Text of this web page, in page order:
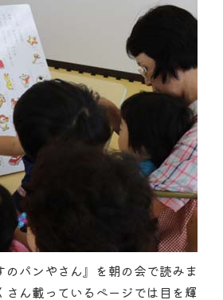
パンやさん』を朝の会で読みま
ん載っているページでは目を輝